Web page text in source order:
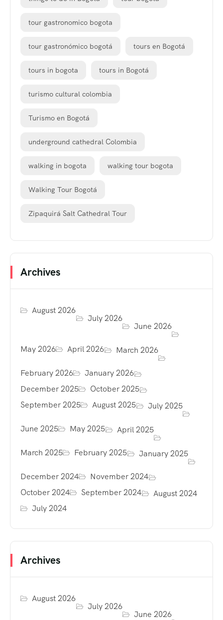
tour gastronomico bogota
tour gastronómico bogotá tours en Bogotá
tours in bogota tours in Bogotá
turismo cultural colombia
Turismo en Bogotá
underground cathedral Colombia
walking in bogota walking tour bogota
Walking Tour Bogotá
Zipaquirá Salt Cathedral Tour
Archives
August 2026
July 2026
June 2026
May 2026 April 2026 March 2026
February 2026
January 2026
December 2025
October 2025
September 2025
August 2025 July 2025
June 2025 May 2025 April 2025
March 2025 February 2025 January 2025
December 2024
November 2024
October 2024
September 2024
August 2024
July 2024
Archives
August 2026
July 2026
June 2026